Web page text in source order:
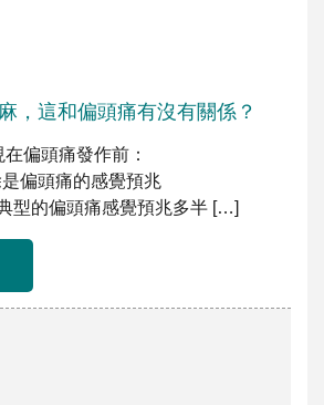
，這和偏頭痛有沒有關係？
偏頭痛發作前：
偏頭痛的感覺預兆
型的偏頭痛感覺預兆多半 […]